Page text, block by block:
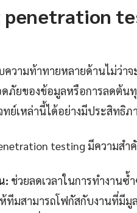
penetration
วามท้าทายหลายด้านไม่ว่าจ
ภัยของข้อมูลหรือการลดต้น
ย์เหล่านี้ได้อย่างมีประสิทธิภ
testing มีความสำ
: ช่วยลดเวลาในการทำงาน
ทีมสามารถโฟกัสกับงานที่มีมู